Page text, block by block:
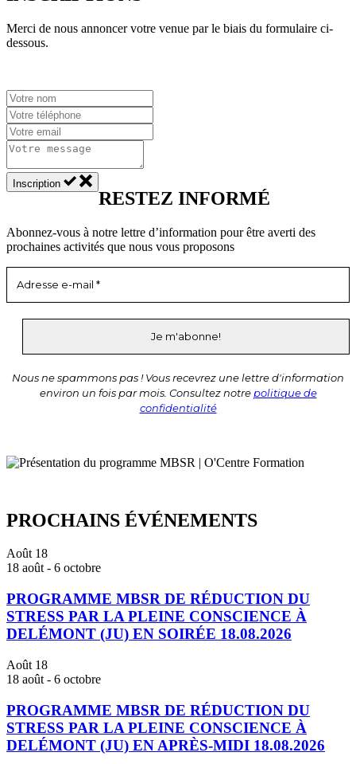
Merci de nous annoncer votre venue par le biais du formulaire ci-
dessous.
Inscription
RESTEZ INFORMÉ
Abonnez-vous à notre lettre d’information pour être averti des
prochaines activités que nous vous proposons
Nous ne spammons pas ! Vous recevrez une lettre d'information
environ un fois par mois. Consultez notre politique de
confidentialité
PROCHAINS ÉVÉNEMENTS
Août 18
18 août- 6 octobre
PROGRAMME MBSR DE RÉDUCTION DU
STRESS PAR LA PLEINE CONSCIENCE À
DELÉMONT (JU) EN SOIRÉE 18.08.2026
Août 18
18 août - 6 octobre
PROGRAMME MBSR DE RÉDUCTION DU
STRESS PAR LA PLEINE CONSCIENCE À
DELÉMONT (JU) EN APRÈS-MIDI 18.08.2026